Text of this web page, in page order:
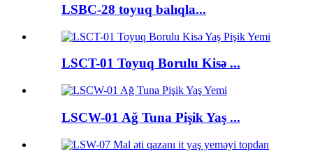
LSBC-28 toyuq balıqla...
LSCT-01 Toyuq Borulu Kisə ...
LSCW-01 Ağ Tuna Pişik Yaş ...